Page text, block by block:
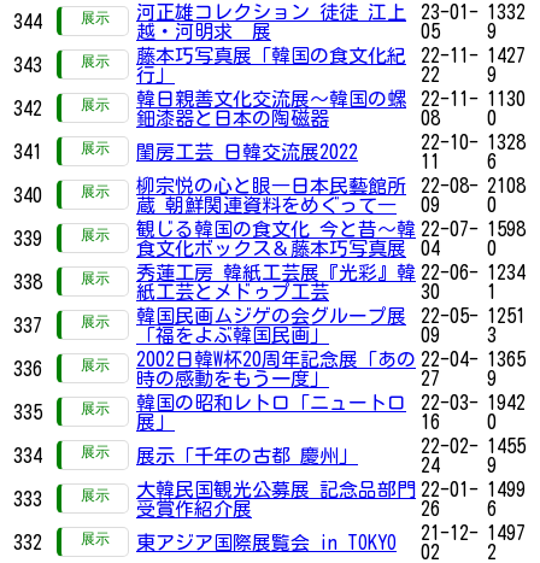
344
河正雄コレクション 徒徒 江上
越・河明求 展
23-01-
05
1332
9
343
藤本巧写真展「韓国の食文化紀
行」
22-11-
22
1427
9
342
韓日親善文化交流展～韓国の螺
鈿漆器と日本の陶磁器
22-11-
08
1130
0
341
閨房工芸 日韓交流展2022
22-10-
11
1328
6
340
柳宗悦の心と眼―日本民藝館所
蔵 朝鮮関連資料をめぐって―
22-08-
09
2108
0
339
観じる韓国の食文化 今と昔～韓
食文化ボックス＆藤本巧写真展
22-07-
04
1598
0
338
秀蓮工房 韓紙工芸展『光彩』韓
紙工芸とメドゥプ工芸
22-06-
30
1234
1
337
韓国民画ムジゲの会グループ展
「福をよぶ韓国民画」
22-05-
09
1251
3
336
2002日韓W杯20周年記念展「あの
時の感動をもう一度」
22-04-
27
1365
9
335
韓国の昭和レトロ「ニュートロ
展」
22-03-
16
1942
0
334
展示「千年の古都 慶州」
22-02-
24
1455
9
333
大韓民国観光公募展 記念品部門
受賞作紹介展
22-01-
26
1499
6
332
東アジア国際展覧会 in TOKYO
21-12-
02
1497
2